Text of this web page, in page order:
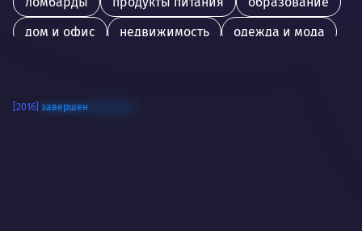
дом и офис
недвижимость
одежда и мода
[2016] завершен